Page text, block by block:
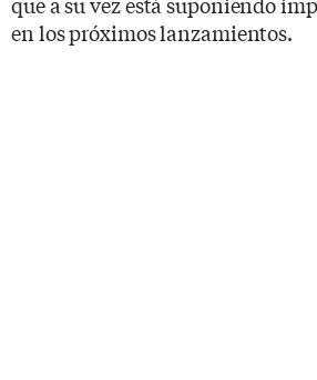
en los próximos lanzamientos.